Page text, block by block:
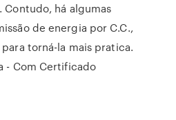
há algumas
de energia por C.C.,
torná-la mais pratica.
- Com Certificado